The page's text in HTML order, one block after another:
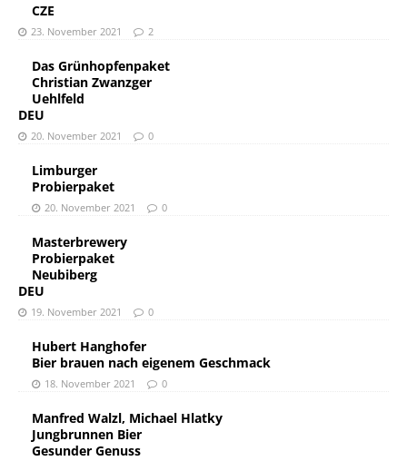
CZE
23. November 2021 2
Das Grünhopfenpaket
Christian Zwanzger
Uehlfeld
DEU
20. November 2021 0
Limburger
Probierpaket
20. November 2021 0
Masterbrewery
Probierpaket
Neubiberg
DEU
19. November 2021 0
Hubert Hanghofer
Bier brauen nach eigenem Geschmack
18. November 2021 0
Manfred Walzl, Michael Hlatky
Jungbrunnen Bier
Gesunder Genuss